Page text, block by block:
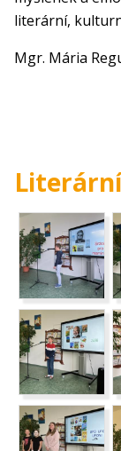
literární,
Mgr. Mária